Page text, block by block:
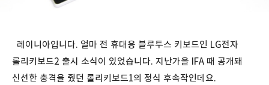
레이니아입니다. 얼마 전 휴대용 블루투스 키보드인 LG전자
롤리키보드2 출시 소식이 있었습니다. 지난가을 IFA 때 공개돼
신선한 충격을 줬던 롤리키보드1의 정식 후속작인데요.